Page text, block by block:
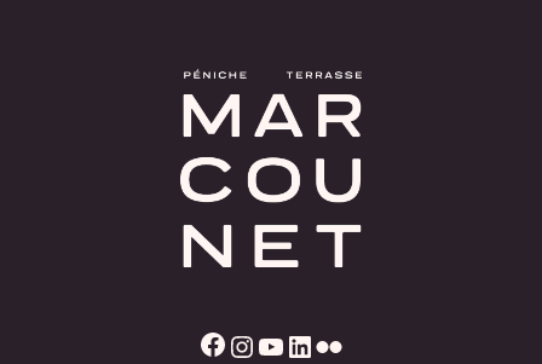
Facebook Instagram YouTube